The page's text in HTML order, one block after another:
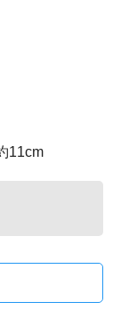
11cm